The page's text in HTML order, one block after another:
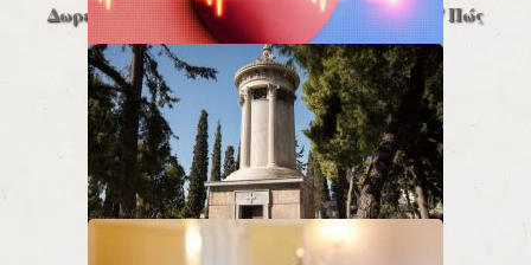
Δωρεά Ιστών & Οργάνων και Μεταμόσχευση / Πώς
λειτουργεί;
Διαβάστε περ ισσότερα…
Πόσο κοστίζει μία κηδεία.